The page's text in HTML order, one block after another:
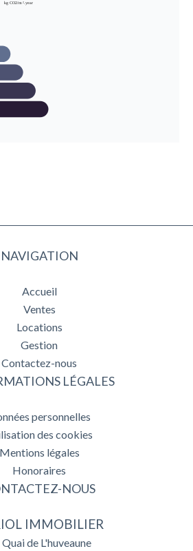
NAVIGATION
Accueil
Ventes
Locations
Gestion
Contactez-nous
LÉGALES
personnelles
des cookies
Mentions légales
Honoraires
NOUS
IMMOBILIER
de L'huveaune